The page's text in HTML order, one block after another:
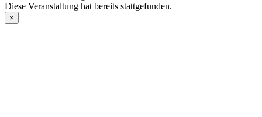
Diese Veranstaltung hat bereits stattgefunden.
×